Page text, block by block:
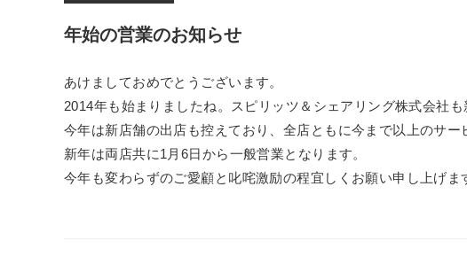
年始の営業のお知らせ
あけましておめでとうございます。
2014年も始まりましたね。スピリッツ＆シェアリング株式会社も
今年は新店舗の出店も控えており、全店ともに今まで以上のサ
新年は両店共に1月6日から一般営業となります。
今年も変わらずのご愛顧と叱咤激励の程宜しくお願い申し上げま